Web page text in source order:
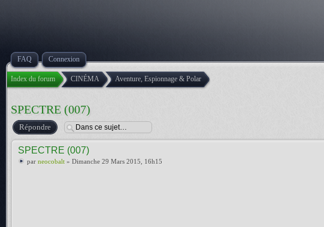
FAQ Connexion
Index du forum CINÉMA Aventure, Espionnage & Polar
SPECTRE (007)
Répondre
SPECTRE (007)
par neocobalt » Dimanche 29 Mars 2015, 16h15